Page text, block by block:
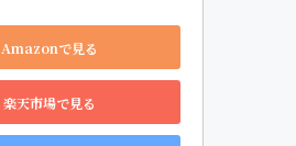
Amazonで見る
楽天市場で見る